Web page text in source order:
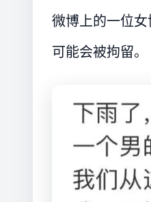
微博上的一位女
可能会被拘留。